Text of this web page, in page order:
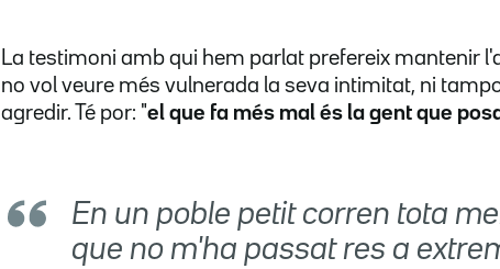
La testimoni amb qui hem parlat prefereix mantenir
no vol veure més vulnerada la seva intimitat, ni
agredir. Té por: "el que fa més mal és la gent que
En un poble petit corren tota
que no m'ha passat res a